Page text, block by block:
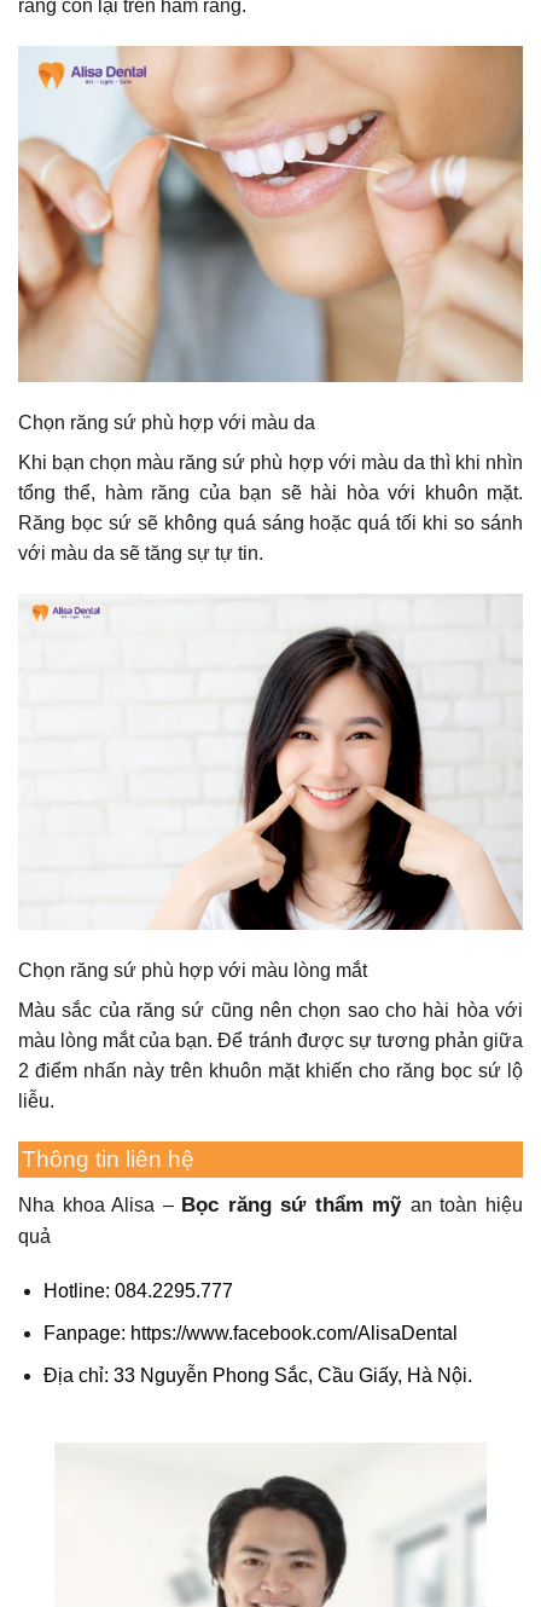
răng còn lại trên hàm răng.
Chọn răng sứ phù hợp với màu da
Khi bạn chọn màu răng sứ phù hợp với màu da thì khi nhìn
tổng thể, hàm răng của bạn sẽ hài hòa với khuôn mặt.
Răng bọc sứ sẽ không quá sáng hoặc quá tối khi so sánh
với màu da sẽ tăng sự tự tin.
Chọn răng sứ phù hợp với màu lòng mắt
Màu sắc của răng sứ cũng nên chọn sao cho hài hòa với
màu lòng mắt của bạn. Để tránh được sự tương phản giữa
2 điểm nhấn này trên khuôn mặt khiến cho răng bọc sứ lộ
liễu.
Thông tin liên hệ
Nha khoa Alisa – Bọc răng sứ thẩm mỹ an toàn hiệu
quả
Hotline: 084.2295.777
Fanpage: https://www.facebook.com/AlisaDental
Địa chỉ: 33 Nguyễn Phong Sắc, Cầu Giấy, Hà Nội.